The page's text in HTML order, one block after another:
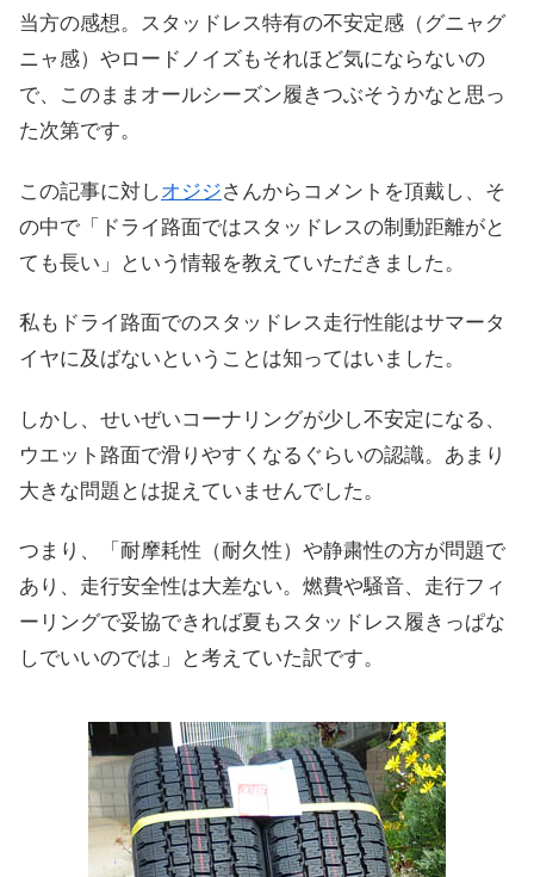
当方の感想。スタッドレス特有の不安定感（グニャグ
ニャ感）やロードノイズもそれほど気にならないの
で、このままオールシーズン履きつぶそうかなと思っ
た次第です。
この記事に対しオジジさんからコメントを頂戴し、そ
の中で「ドライ路面ではスタッドレスの制動距離がと
ても長い」という情報を教えていただきました。
私もドライ路面でのスタッドレス走行性能はサマータ
イヤに及ばないということは知ってはいました。
しかし、せいぜいコーナリングが少し不安定になる、
ウエット路面で滑りやすくなるぐらいの認識。あまり
大きな問題とは捉えていませんでした。
つまり、「耐摩耗性（耐久性）や静粛性の方が問題で
あり、走行安全性は大差ない。燃費や騒音、走行フィ
ーリングで妥協できれば夏もスタッドレス履きっぱな
しでいいのでは」と考えていた訳です。